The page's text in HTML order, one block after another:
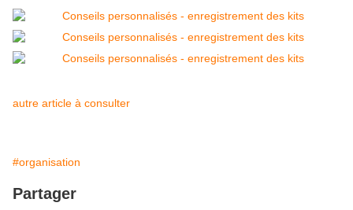
autre article à consulter
#organisation
Partager